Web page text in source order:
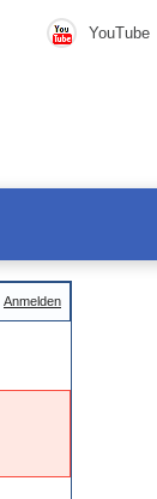
YouTube
Anmelden